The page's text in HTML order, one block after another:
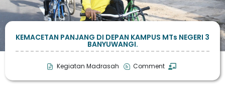
KEMACETAN PANJANG DI DEPAN KAMPUS MTs NEGERI 3
BANYUWANGI.
Kegiatan Madrasah Comment